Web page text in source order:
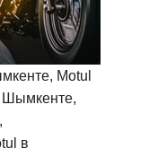
Motul
Шымкенте,
в